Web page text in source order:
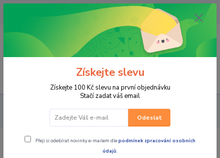
OPAVA 733537099/HLUČÍN
734541648/OLOMOUC 734593593
0,00 CZK
PRO JEZDCE BUNDY
MBW Dámská textilní letní moto bunda
SUMMER béžová
MBW Dámská textilní letní moto
Získejte slevu
Získejte 100 Kč slevu na první objednávku
Stačí zadat váš email
Odeslat
Přeji si odebírat novinky e-mailem dlepodmínek zpracování osobních
údajů.